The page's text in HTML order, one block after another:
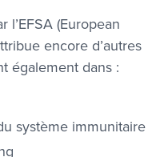
l’EFSA (European
encore d’autres
également dans :
système immunitaire